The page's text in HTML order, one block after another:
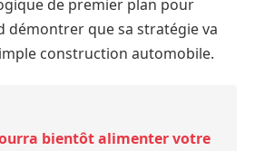
de premier plan pour
démontrer que sa stratégie va
construction automobile.
bientôt alimenter votre